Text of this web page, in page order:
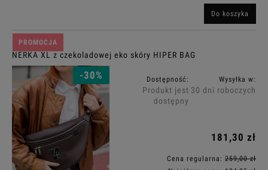
Do koszyka
NERKA XL z czekoladowej eko skóry HIPER BAG
-30% Dostępność:
Produkt jest
dostępny
Wysyłka w:
30 dni roboczych
181,30 zł
Cena regularna: 259,00 zł
PROMOCJA